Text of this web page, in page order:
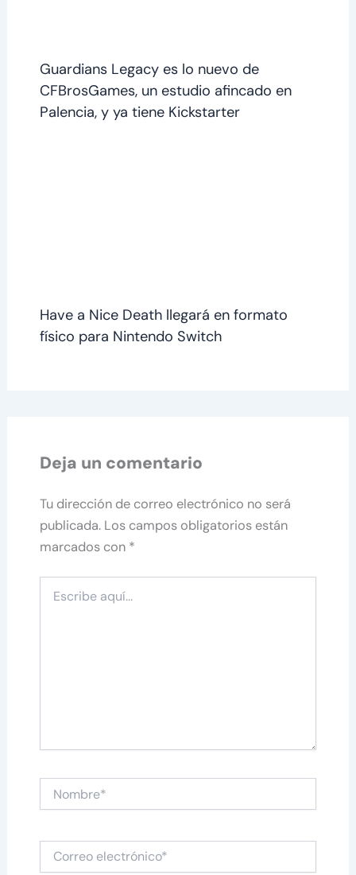
Guardians Legacy es lo nuevo de
CFBrosGames, un estudio afincado en
Palencia, y ya tiene Kickstarter
Have a Nice Death llegará en formato
físico para Nintendo Switch
Deja un comentario
Tu dirección de correo electrónico no será
publicada. Los campos obligatorios están
marcados con *
aquí...
Correo
electrónico*